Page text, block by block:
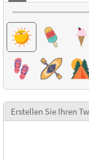
Erstellen Sie Ihren